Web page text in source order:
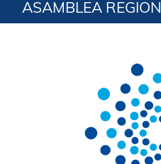
ASAMBLEA